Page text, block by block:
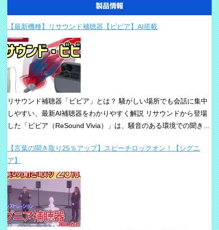
製品情報
【最新機種】リサウンド補聴器【ビビア】AI搭載
リサウンド補聴器「ビビア」とは？ 騒がしい場所でも会話に集中
しやすい、最新AI補聴器をわかりやすく解説 リサウンドから登場
した「ビビア（ReSound Vivia）」は、騒音のある環境での聞き取
「騒音下でも鮮やかな聞き取り」、「世界最小AI補聴器」、
「Auracast標準搭載」が主な特長です。 ビビアが目指している
のは、単純な増幅だけではありません。 周囲の音の中から、聞き
たい声に意識を向けやすくすること、そして自然な聞こえ方をで
きるだけ保ちながら会話を楽にすることが、このシリーズの重要
な考え方です。 ビビアの中核は【IA】という考え方 ビビアで
は、リサウンドがIntelligence Augmented（インテリジェンス・オ
【言葉の聞き取り25％アップ】スピーチロックオン！【シグニ
ア】